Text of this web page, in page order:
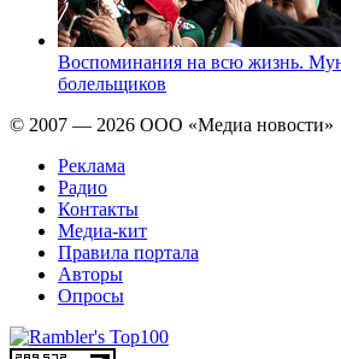
Воспоминания на всю жизнь.
болельщиков
© 2007 — 2026 ООО «Медиа новости»
Реклама
Радио
Контакты
Медиа-кит
Правила портала
Авторы
Опросы